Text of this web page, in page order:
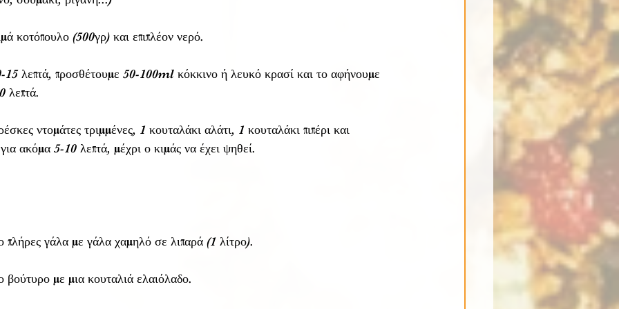
κοτόπουλο (500γρ) και επιπλέον νερό.
15 λεπτά, προσθέτουμε 50-100ml κόκκινο ή λευκό κρασί και το αφήνουμε
λεπτά.
ντομάτες τριμμένες, 1 κουταλάκι αλάτι, 1 κουταλάκι πιπέρι και
ακόμα 5-10 λεπτά, μέχρι ο κιμάς να έχει ψηθεί.
γάλα με γάλα χαμηλό σε λιπαρά (1 λίτρο).
με μια κουταλιά ελαιόλαδο.